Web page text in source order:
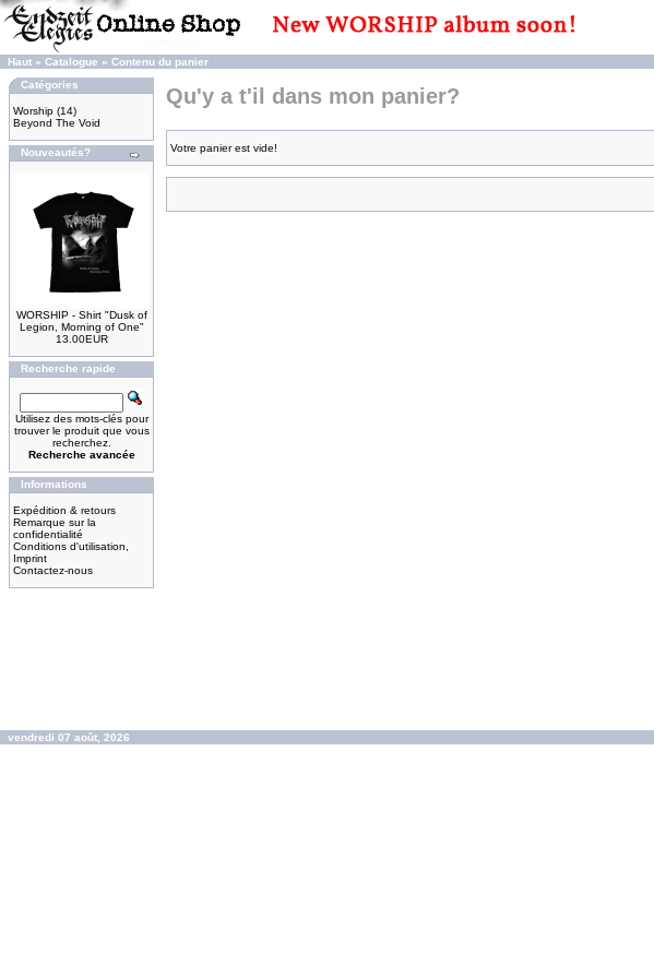
Haut » Catalogue » Contenu du panier
Catégories
Worship (14)
Beyond The Void
Nouveautés?
WORSHIP - Shirt "Dusk of
Legion, Morning of One"
13.00EUR
Recherche rapide
Utilisez des mots-clés pour
trouver le produit que vous
recherchez.
Recherche avancée
Informations
Expédition & retours
Remarque sur la
confidentialité
Conditions d'utilisation,
Imprint
Contactez-nous
Qu'y a t'il dans mon panier?
Votre panier est vide!
vendredi 07 août, 2026